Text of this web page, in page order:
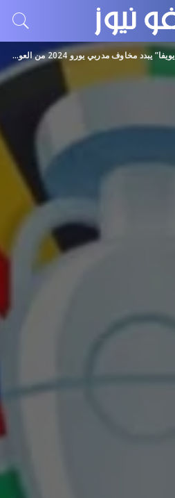
يويفا” يبدد مخاوف مدربي يورو 2024 من العودة إلى ما قبل “كورونا